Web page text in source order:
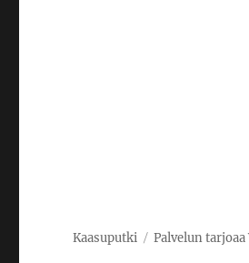
Kaasuputki Palvelun tarjoaa